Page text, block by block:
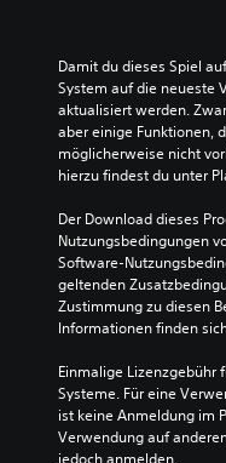
Damit du dieses Spiel
System auf die neueste
aktualisiert werden.
aber einige Funktionen,
möglicherweise nicht
hierzu findest du unter
Der Download dieses
Nutzungsbedingungen
Software-
geltenden
Zustimmung zu diesen
Informationen finden
Einmalige Lizenzgebühr
Systeme. Für eine
ist keine Anmeldung im
Verwendung auf
jedoch anmelden.